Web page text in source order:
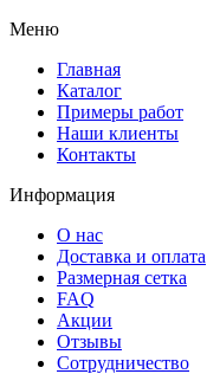
Меню
Главная
Каталог
Примеры работ
Наши клиенты
Контакты
Информация
О нас
Доставка и оплата
Размерная сетка
FAQ
Акции
Отзывы
Сотрудничество